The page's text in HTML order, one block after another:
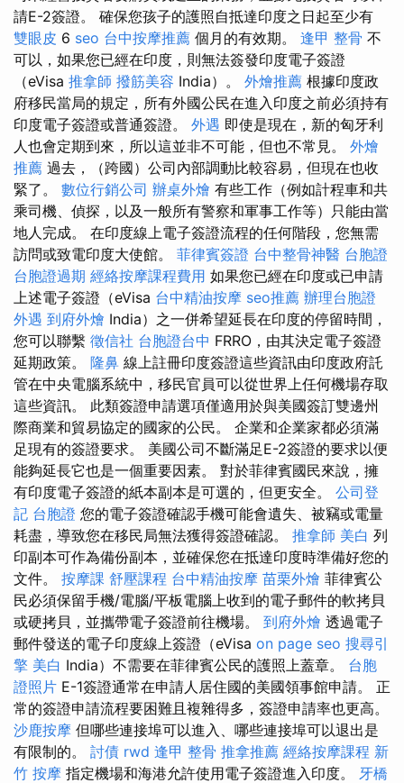
請E-2簽證。 確保您孩子的護照自抵達印度之日起至少有
雙眼皮 6 seo 台中按摩推薦 個月的有效期。 逢甲 整骨 不
可以，如果您已經在印度，則無法簽發印度電子簽證
（eVisa 推拿師 撥筋美容 India）。 外燴推薦 根據印度政
府移民當局的規定，所有外國公民在進入印度之前必須持有
印度電子簽證或普通簽證。 外遇 即使是現在，新的匈牙利
人也會定期到來，所以這並非不可能，但也不常見。 外燴
推薦 過去，（跨國）公司內部調動比較容易，但現在也收
緊了。 數位行銷公司 辦桌外燴 有些工作（例如計程車和共
乘司機、偵探，以及一般所有警察和軍事工作等）只能由當
地人完成。 在印度線上電子簽證流程的任何階段，您無需
訪問或致電印度大使館。 菲律賓簽證 台中整骨神醫 台胞證
台胞證過期 經絡按摩課程費用 如果您已經在印度或已申請
上述電子簽證（eVisa 台中精油按摩 seo推薦 辦理台胞證
外遇 到府外燴 India）之一併希望延長在印度的停留時間，
您可以聯繫 徵信社 台胞證台中 FRRO，由其決定電子簽證
延期政策。 隆鼻 線上註冊印度簽證這些資訊由印度政府託
管在中央電腦系統中，移民官員可以從世界上任何機場存取
這些資訊。 此類簽證申請選項僅適用於與美國簽訂雙邊州
際商業和貿易協定的國家的公民。 企業和企業家都必須滿
足現有的簽證要求。 美國公司不斷滿足E-2簽證的要求以便
能夠延長它也是一個重要因素。 對於菲律賓國民來說，擁
有印度電子簽證的紙本副本是可選的，但更安全。 公司登
記 台胞證 您的電子簽證確認手機可能會遺失、被竊或電量
耗盡，導致您在移民局無法獲得簽證確認。 推拿師 美白 列
印副本可作為備份副本，並確保您在抵達印度時準備好您的
文件。 按摩課 舒壓課程 台中精油按摩 苗栗外燴 菲律賓公
民必須保留手機/電腦/平板電腦上收到的電子郵件的軟拷貝
或硬拷貝，並攜帶電子簽證前往機場。 到府外燴 透過電子
郵件發送的電子印度線上簽證（eVisa on page seo 搜尋引
擎 美白 India）不需要在菲律賓公民的護照上蓋章。 台胞
證照片 E-1簽證通常在申請人居住國的美國領事館申請。 正
常的簽證申請流程要困難且複雜得多，簽證申請率也更高。
沙鹿按摩 但哪些連接埠可以進入、哪些連接埠可以退出是
有限制的。 討債 rwd 逢甲 整骨 推拿推薦 經絡按摩課程 新
竹 按摩 指定機場和海港允許使用電子簽證進入印度。 牙橋